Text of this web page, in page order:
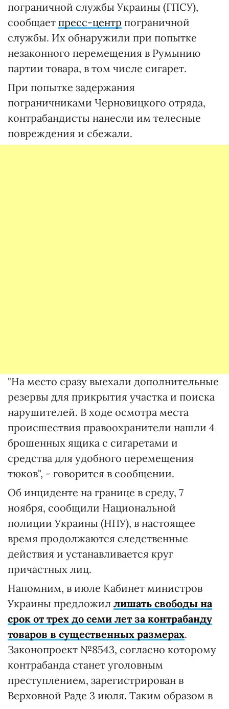
пограничной службы Украины (ГПСУ),
сообщает пресс-центр пограничной
службы. Их обнаружили при попытке
незаконного перемещения в Румынию
партии товара, в том числе сигарет.
При попытке задержания
пограничниками Черновицкого отряда,
контрабандисты нанесли им телесные
повреждения и сбежали.
"На место сразу выехали дополнительные
резервы для прикрытия участка и поиска
нарушителей. В ходе осмотра места
происшествия правоохранители нашли 4
брошенных ящика с сигаретами и
средства для удобного перемещения
тюков", - говорится в сообщении.
Об инциденте на границе в среду, 7
ноября, сообщили Национальной
полиции Украины (НПУ), в настоящее
время продолжаются следственные
действия и устанавливается круг
причастных лиц.
Напомним, в июле Кабинет министров
Украины предложил лишать свободы на
срок от трех до семи лет за контрабанду
товаров в существенных размерах.
Законопроект №8543, согласно которому
контрабанда станет уголовным
преступлением, зарегистрирован в
Верховной Раде 3 июля. Таким образом в